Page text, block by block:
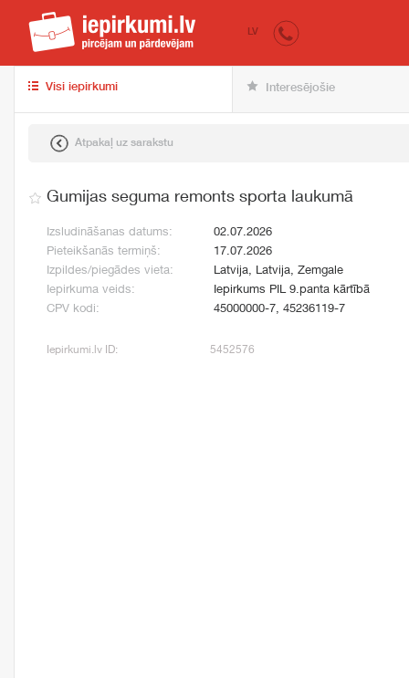
iepirkumi.lv
LV
Visi iepirkumi Interesējošie
Atpakaļ uz sarakstu
Gumijas seguma remonts sporta laukumā
Izsludināšanas datums:
02.07.2026
Pieteikšanās termiņš:
17.07.2026
Izpildes/piegādes vieta:
Latvija, Latvija, Zemgale
Iepirkuma veids:
Iepirkums PIL 9.panta kārtībā
CPV kodi:
45000000-7, 45236119-7
Iepirkumi.lv ID: 5452576